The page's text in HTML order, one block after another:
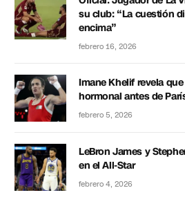
su club: “La cuestión
encima”
febrero 16, 2026
Imane Khelif revela
hormonal antes de
febrero 5, 2026
LeBron James y
en el All-Star
febrero 4, 2026